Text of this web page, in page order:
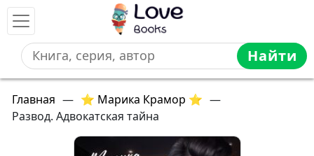
Найти
Главная — ⭐ Марика Крамор ⭐ —
Развод. Адвокатская тайна